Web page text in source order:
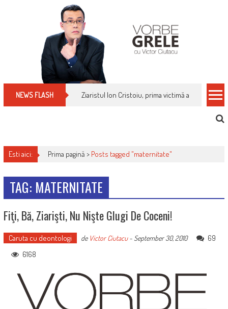
NEWS FLASH Ziaristul Ion Cristoiu, prima victimă a noi
Esti aici: Prima pagină > Posts tagged "maternitate"
TAG: MATERNITATE
Fiţi, Bă, Ziarişti, Nu Nişte Glugi De Coceni!
Caruta cu deontologi de Victor Ciutacu- September 30, 2010
69
6168